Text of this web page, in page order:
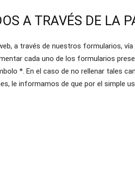
A TRAVÉS DE LA
a través de nuestros formularios,
cada uno de los formularios
*. En el caso de no rellenar tales
le informamos de que por el simple